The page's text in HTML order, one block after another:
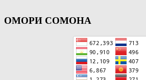
ОМОРИ СОМОНА